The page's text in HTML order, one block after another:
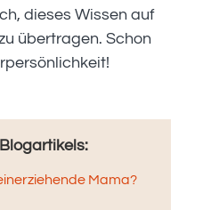
dieses Wissen auf
übertragen. Schon
Mama?